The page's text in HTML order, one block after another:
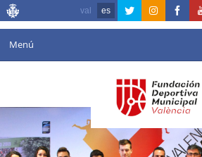
val es
Menú
Agenda
Instalaciones